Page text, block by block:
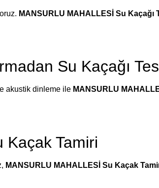
MANSURLU MAHALLESİ Su Kaçağı
Su Kaçağı
akustik dinleme ile MANSURLU
Kaçak Tamiri
MANSURLU MAHALLESİ Su Kaçak